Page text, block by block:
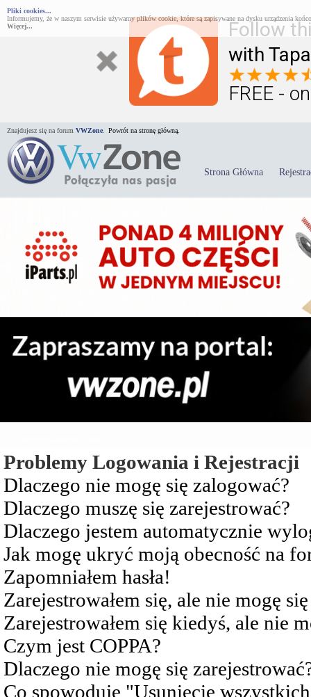
Follow
with
FREE -
Pliki cookies...
Informujemy, że w naszym serwisie używamy plików cookie, które są zapisywane na dysku urządzenia
Więcej...
Znajdujesz się na forum VWZone Powrót na stronę główną.
Strona Główna
Problemy Logowania i Rejestracji
Dlaczego nie mogę się zalogować?
Dlaczego muszę się zarejestrować?
Dlaczego jestem automatycznie
Jak mogę ukryć moją obecność na
Zapomniałem hasła!
Zarejestrowałem się, ale nie mogę
Zarejestrowałem się kiedyś, ale nie
Czym jest COPPA?
Dlaczego nie mogę się
Co spowoduje "Usunięcie